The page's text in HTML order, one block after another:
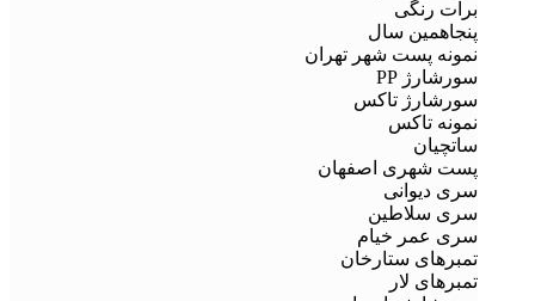
برات رنگی
پنجاهمین سال
نمونه پست شهر تهران
سورشارژ PP
سورشارژ تاکس
نمونه تاکس
ساتچیان
پست شهری اصفهان
سری دیوانی
سری سلاطین
سری عمر خیام
تمبرهای ستارخان
تمبرهای لار